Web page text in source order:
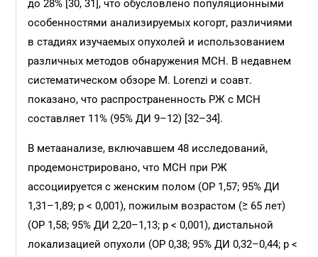
до 28% [30, 31], что обусловлено популяционными
особенностями анализируемых когорт, различиями
в стадиях изучаемых опухолей и использованием
различных методов обнаружения МСН. В недавнем
систематическом обзоре M. Lorenzi и соавт.
показано, что распространенность РЖ с МСН
составляет 11% (95% ДИ 9–12) [32–34].
В метаанализе, включавшем 48 исследований,
продемонстрировано, что МСН при РЖ
ассоциируется с женским полом (ОР 1,57; 95% ДИ
1,31–1,89; р < 0,001), пожилым возрастом (≥ 65 лет)
(ОР 1,58; 95% ДИ 2,20–1,13; р < 0,001), дистальной
локализацией опухоли (ОР 0,38; 95% ДИ 0,32–0,44; р <